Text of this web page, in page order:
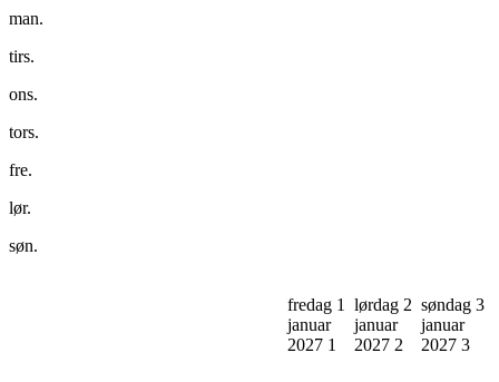
man.
tirs.
ons.
tors.
fre.
lør.
søn.
fredag 1
januar
2027 1
lørdag 2
januar
2027 2
søndag 3
januar
2027 3